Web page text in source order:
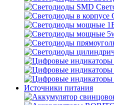
Источники питания